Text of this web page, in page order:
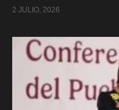
2 JULIO, 2026